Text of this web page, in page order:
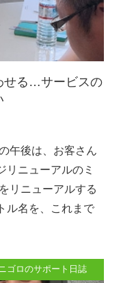
せる…サービスの
午後は、お客さん
リニューアルのミ
リニューアルする
ル名を、これまで
ゴロのサポート日誌